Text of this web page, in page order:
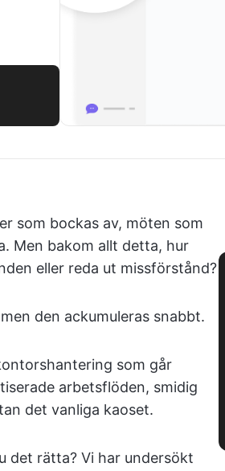
som bockas av, möten som
Men bakom allt detta, hur
eller reda ut missförstånd?
den ackumuleras snabbt.
som går
arbetsflöden, smidig
det vanliga kaoset.
det rätta? Vi har undersökt